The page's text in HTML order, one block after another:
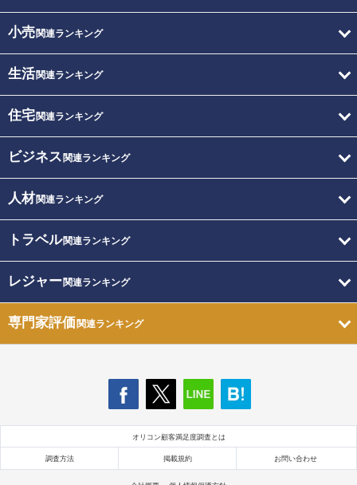
小売関連ランキング
生活関連ランキング
住宅関連ランキング
ビジネス 関連ランキング
人材関連ランキング
トラベル関連ランキング
レジャー関連ランキング
専門家評価関連ランキング
オリコン顧客満足度調査とは
調査方法 掲載規約 お問い合わせ